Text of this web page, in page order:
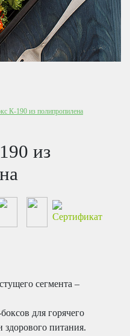
К-190 из полипропилена
из
сегмента –
для горячего
питания.